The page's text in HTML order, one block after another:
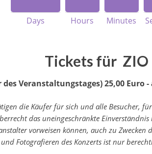
Days Hours Minutes
Tickets für ZIO
des Veranstaltungstages)25,00 Euro -
die Käufer für sich und alle Besucher,
das uneingeschränkte
vorweisen können, auch zu
Fotografieren des Konzerts ist nur